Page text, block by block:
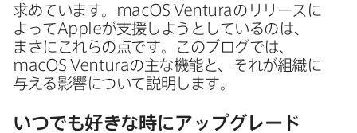
求めています。
macOS Venturaの​リリースに​
よってAppleが​支援しようと​しているのは、​
まさに​これらの​点です。​この​ブログでは、
macOS Venturaの​主な​機能と、​それが​組織に​
与える​影響に​ついて​説明します。
いつでも​好きな​時に​アップグレード